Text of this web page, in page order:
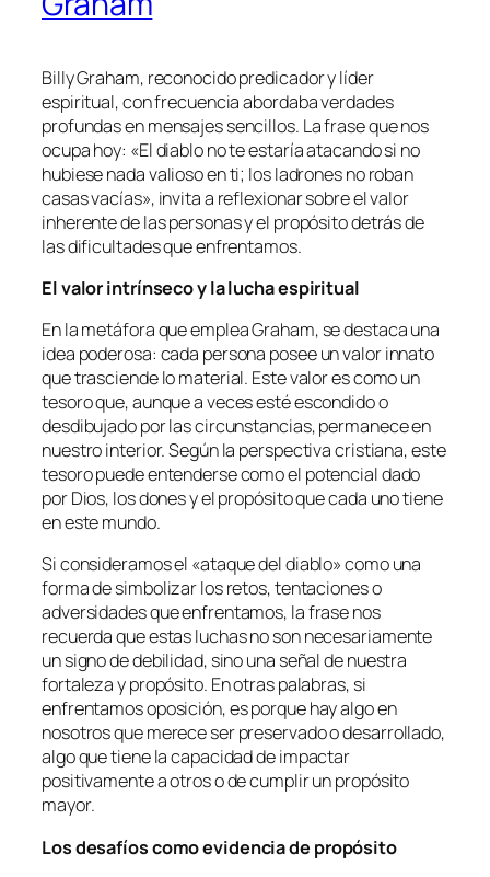
Billy Graham, reconocido predicador y líder
espiritual, con frecuencia abordaba verdades
profundas en mensajes sencillos. La frase que nos
ocupa hoy: «El diablo no te estaría atacando si no
hubiese nada valioso en ti; los ladrones no roban
casas vacías», invita a reflexionar sobre el valor
inherente de las personas y el propósito detrás de
las dificultades que enfrentamos.
El valor intrínseco y la lucha espiritual
En la metáfora que emplea Graham, se destaca una
idea poderosa: cada persona posee un valor innato
que trasciende lo material. Este valor es como un
tesoro que, aunque a veces esté escondido o
desdibujado por las circunstancias, permanece en
nuestro interior. Según la perspectiva cristiana, este
tesoro puede entenderse como el potencial dado
por Dios, los dones y el propósito que cada uno tiene
en este mundo.
Si consideramos el «ataque del diablo» como una
forma de simbolizar los retos, tentaciones o
adversidades que enfrentamos, la frase nos
recuerda que estas luchas no son necesariamente
un signo de debilidad, sino una señal de nuestra
fortaleza y propósito. En otras palabras, si
enfrentamos oposición, es porque hay algo en
nosotros que merece ser preservado o desarrollado,
algo que tiene la capacidad de impactar
positivamente a otros o de cumplir un propósito
mayor.
Los desafíos como evidencia de propósito